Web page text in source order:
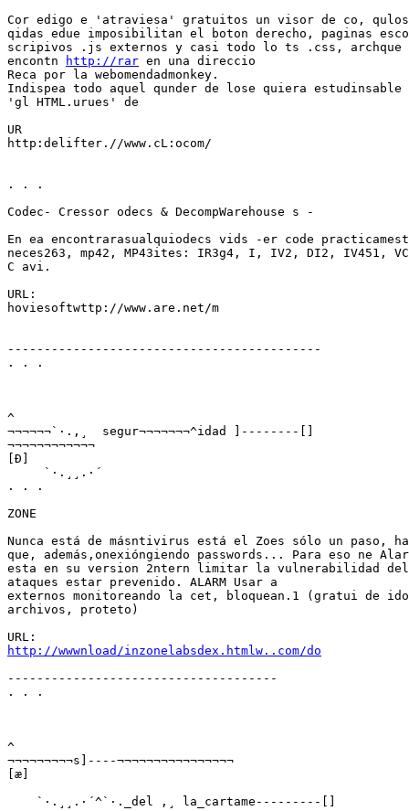
Cor edigo e 'atraviesa' gratuitos un visor de co,
qidas edue imposibilitan el boton derecho, paginas
scripivos .js externos y casi todo lo ts .css, archque
encontn
http://rar en una direccio
Reca por la webomendadmonkey.
Indispea todo aquel qunder de lose quiera estudinsable
'gl HTML.urues' de
UR
http:delifter.//www.cL:ocom/
. . .
Codec- Cressor odecs & DecompWarehouse s -
En ea encontrarasualquiodecs vids -er code
neces263, mp42, MP43ites: IR3g4, I, IV2, DI2, IV451,
C avi.
URL:
hoviesoftwttp://www.are.net/m
-------------------------------------------
. . .
^
¬¬¬¬¬¬`·.,¸  segur¬¬¬¬¬¬¬^idad ]--------[]
¬¬¬¬¬¬¬¬¬¬¬¬
[Ð]
     `·.¸¸.·´
. . .
ZONE
Nunca está de másntivirus está el Zoes sólo un paso,
que, además,onexióngiendo passwords... Para eso ne
esta en su version 2ntern limitar la vulnerabilidad
ataques estar prevenido. ALARM Usar a
externos monitoreando la cet, bloquean.1 (gratui de ido
archivos, proteto)
http://wwwnload/inzonelabsdex.htmlw..com/do
-------------------------------------
. . .
^
¬¬¬¬¬¬¬¬¬s]----¬¬¬¬¬¬¬¬¬¬¬¬¬¬¬¬
[æ]
    `·.¸¸.·´^`·._del ,¸ la_cartame---------[]